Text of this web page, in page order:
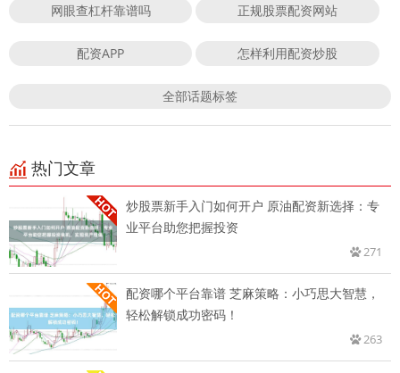
网眼查杠杆靠谱吗 正规股票配资网站
配资APP 怎样利用配资炒股
全部话题标签
热门文章
炒股票新手入门如何开户 原油配资新选择：专
业平台助您把握投资
271
配资哪个平台靠谱 芝麻策略：小巧思大智慧，
轻松解锁成功密码！
263